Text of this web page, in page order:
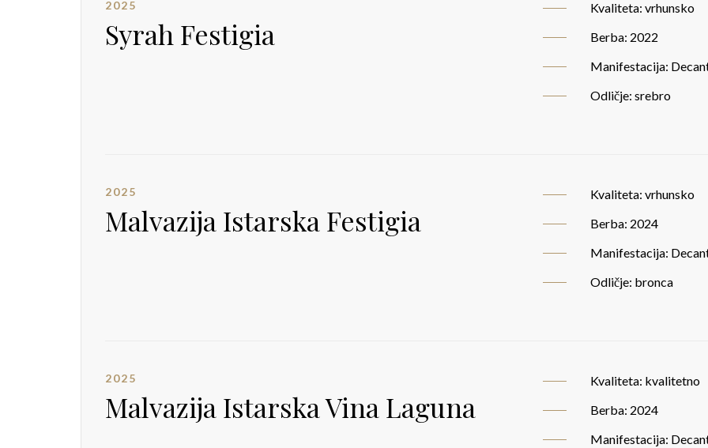
2025
Syrah Festigia
Kvaliteta: vrhunsko
Berba: 2022
Manifestacija:
Odličje: srebro
2025
Malvazija Istarska Festigia
Kvaliteta: vrhunsko
Berba: 2024
Manifestacija:
Odličje: bronca
2025
Malvazija Istarska Vina Laguna
Kvaliteta: kvalitetno
Berba: 2024
Manifestacija: